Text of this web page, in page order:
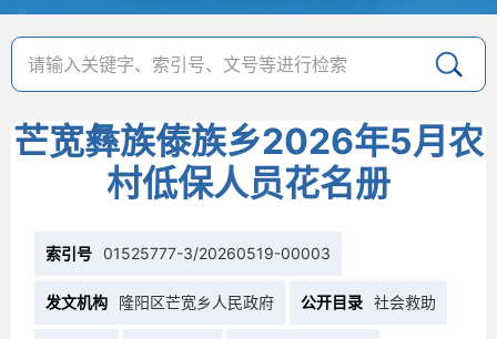
芒宽彝族傣族乡2026年5月农
村低保人员花名册
索引号 01525777-3/20260519-00003
发文机构 隆阳区芒宽乡人民政府 公开目录 社会救助